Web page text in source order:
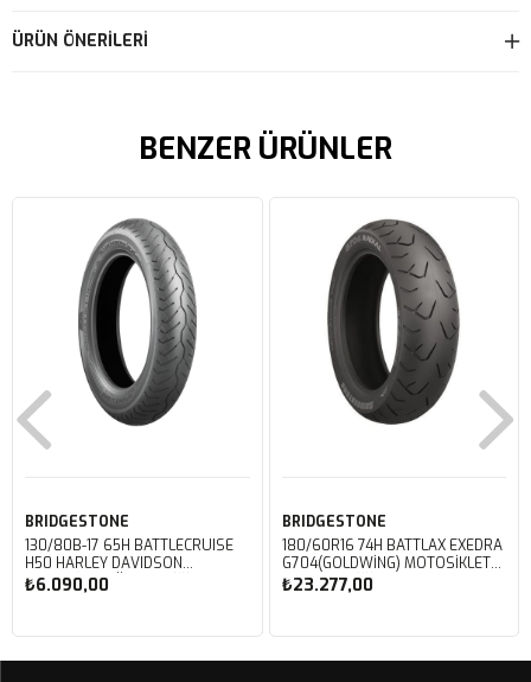
ÜRÜN ÖNERILERI
BENZER ÜRÜNLER
BRIDGESTONE
130/80B-17 65H BATTLECRUISE
H50 HARLEY DAVIDSON
MOTOSIKLET ÖN LASTIĞI (2023)
₺6.090,00
BRIDGESTONE
180/60R16 74H BATTLAX EXEDRA
G704(GOLDWING) MOTOSIKLET
ARKA LASTIĞI (2025)
₺23.277,00